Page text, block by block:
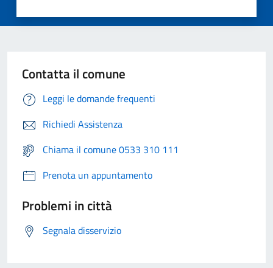
Contatta il comune
Leggi le domande frequenti
Richiedi Assistenza
Chiama il comune 0533 310 111
Prenota un appuntamento
Problemi in città
Segnala disservizio